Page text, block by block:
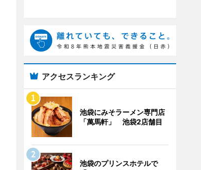
アクセスランキング
池袋にみそラーメン専門店
「萬馬軒」 池袋2店舗目
池袋のプリンスホテルで